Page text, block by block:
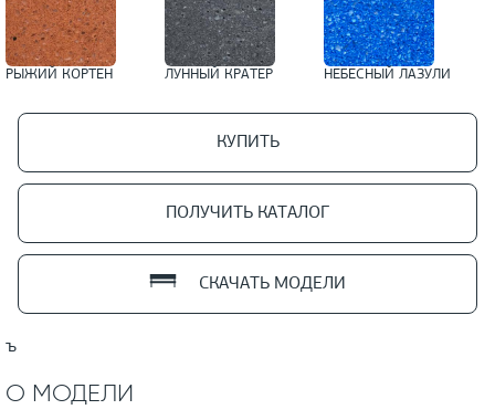
ъ
РЫЖИЙ КОРТЕН ЛУННЫЙ КРАТЕР НЕБЕСНЫЙ ЛАЗУЛИ
КУПИТЬ
ПОЛУЧИТЬ КАТАЛОГ
СКАЧАТЬ МОДЕЛИ
О МОДЕЛИ